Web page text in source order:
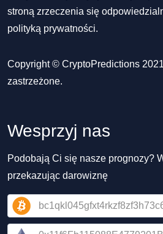
stroną zrzeczenia się
polityką prywatności.
Copyright © CryptoPredictions
zastrzeżone.
Wesprzyj nas
Podobają Ci się nasze prognozy?
przekazując darowiznę